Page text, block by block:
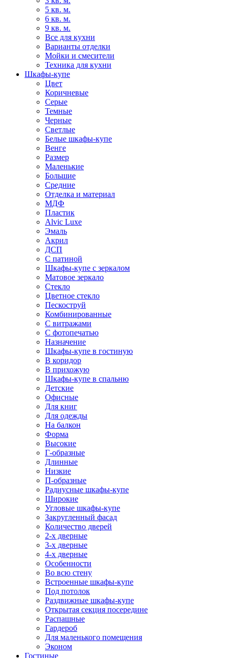
5 кв. м.
6 кв. м.
9 кв. м.
Все для кухни
Варианты отделки
Мойки и смесители
Техника для кухни
Шкафы-купе
Цвет
Коричневые
Серые
Темные
Черные
Светлые
Белые шкафы-купе
Венге
Размер
Маленькие
Большие
Средние
Отделка и материал
МДФ
Пластик
Alvic Luxe
Эмаль
Акрил
ДСП
С патиной
Шкафы-купе с зеркалом
Матовое зеркало
Стекло
Цветное стекло
Пескоструй
Комбинированные
С витражами
С фотопечатью
Назначение
Шкафы-купе в гостиную
В коридор
В прихожую
Шкафы-купе в спальню
Детские
Офисные
Для книг
Для одежды
На балкон
Форма
Высокие
Г-образные
Длинные
Низкие
П-образные
Радиусные шкафы-купе
Широкие
Угловые шкафы-купе
Закругленный фасад
Количество дверей
2-х дверные
3-х дверные
4-х дверные
Особенности
Во всю стену
Встроенные шкафы-купе
Под потолок
Раздвижные шкафы-купе
Открытая секция посередине
Распашные
Гардероб
Для маленького помещения
Эконом
Гостиные